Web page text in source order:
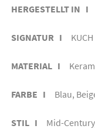
HERGESTELLT IN I
SIGNATUR I
MATERIAL I
FARBE I Blau,
STIL I Mid-